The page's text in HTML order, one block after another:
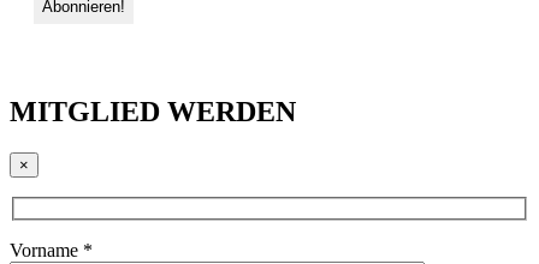
MITGLIED WERDEN
×
Vorname *